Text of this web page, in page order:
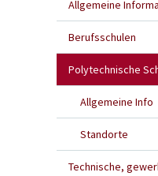
Allgemeine
Berufsschulen
Polytechnische
Allgemeine Info
Standorte
Technische,